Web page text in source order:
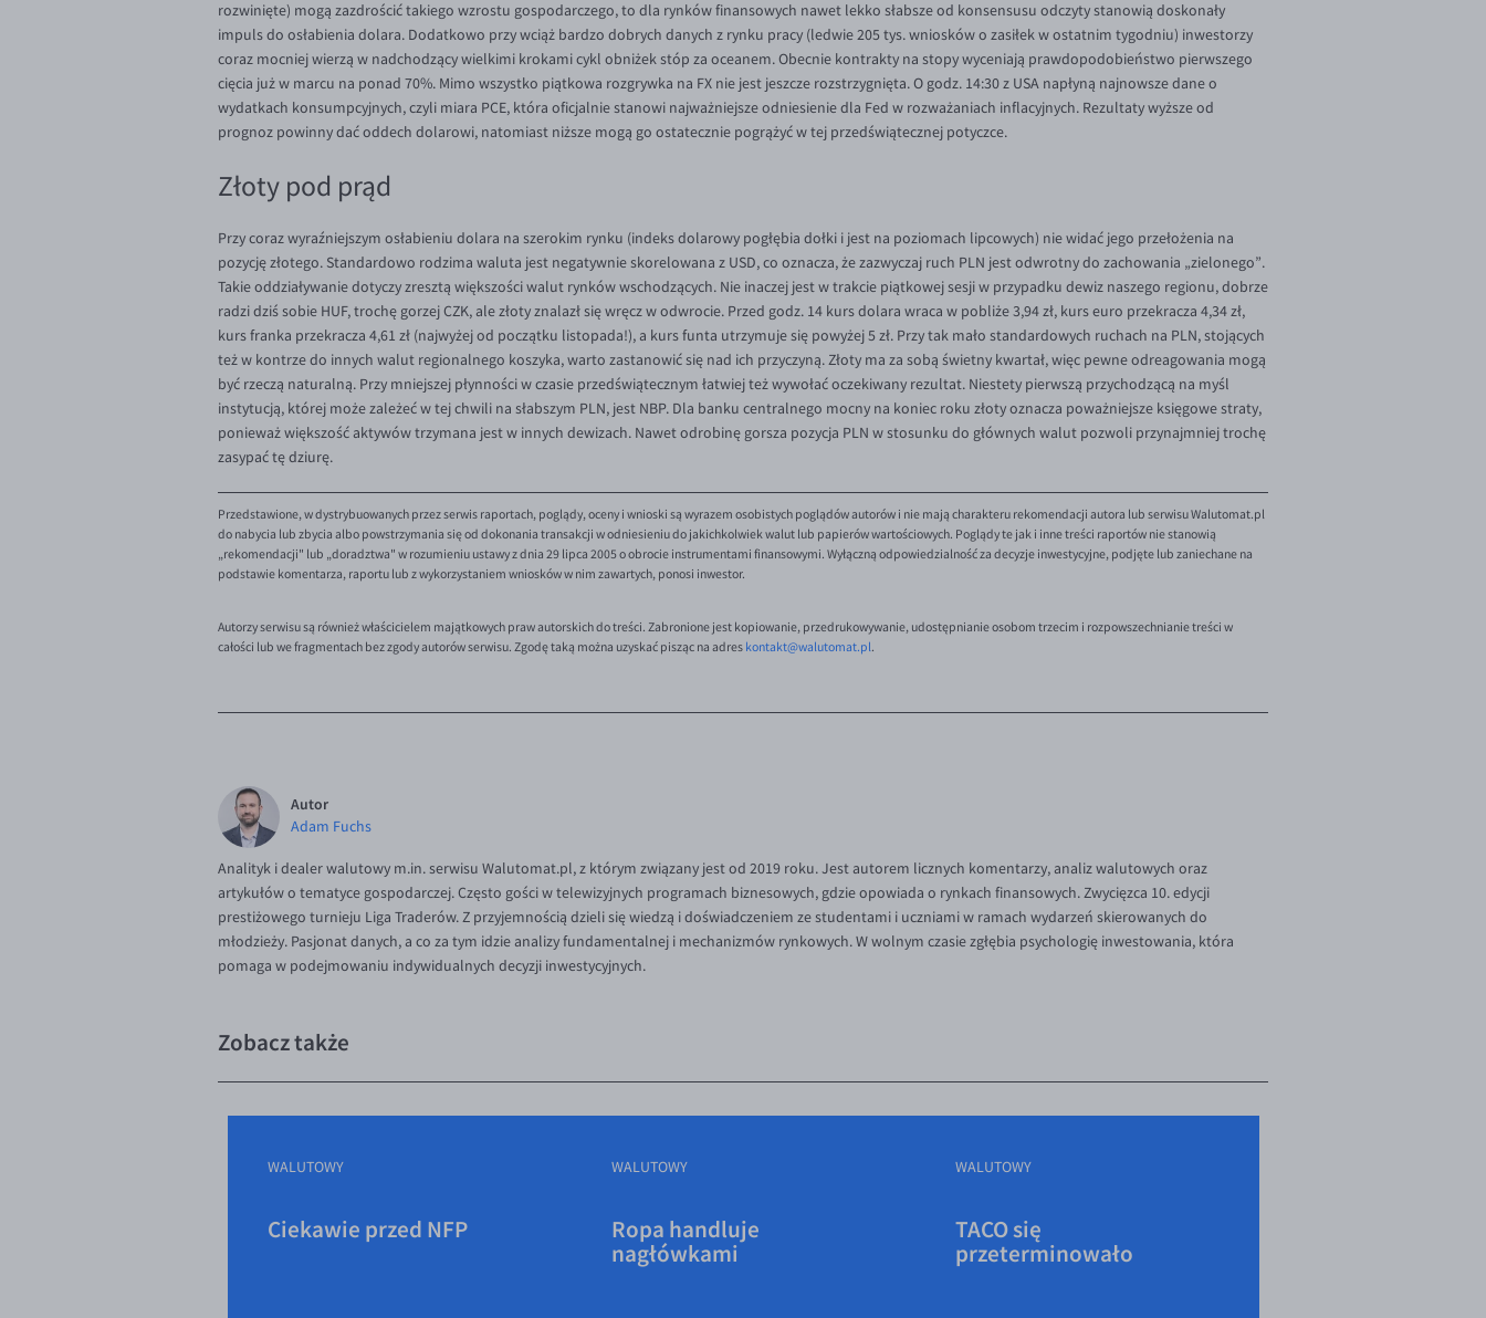
rozwinięte) mogą zazdrościć takiego wzrostu gospodarczego, to dla rynków finansowych nawet lekko słabsze od konsensusu odczyty stanowią doskonały
impuls do osłabienia dolara. Dodatkowo przy wciąż bardzo dobrych danych z rynku pracy (ledwie 205 tys. wniosków o zasiłek w ostatnim tygodniu) inwestorzy
coraz mocniej wierzą w nadchodzący wielkimi krokami cykl obniżek stóp za oceanem. Obecnie kontrakty na stopy wyceniają prawdopodobieństwo pierwszego
cięcia już w marcu na ponad 70%. Mimo wszystko piątkowa rozgrywka na FX nie jest jeszcze rozstrzygnięta. O godz. 14:30 z USA napłyną najnowsze dane o
wydatkach konsumpcyjnych, czyli miara PCE, która oficjalnie stanowi najważniejsze odniesienie dla Fed w rozważaniach inflacyjnych. Rezultaty wyższe od
prognoz powinny dać oddech dolarowi, natomiast niższe mogą go ostatecznie pogrążyć w tej przedświątecznej potyczce.
Złoty pod prąd
Przy coraz wyraźniejszym osłabieniu dolara na szerokim rynku (indeks dolarowy pogłębia dołki i jest na poziomach lipcowych) nie widać jego przełożenia na
pozycję złotego. Standardowo rodzima waluta jest negatywnie skorelowana z USD, co oznacza, że zazwyczaj ruch PLN jest odwrotny do zachowania „zielonego”.
Takie oddziaływanie dotyczy zresztą większości walut rynków wschodzących. Nie inaczej jest w trakcie piątkowej sesji w przypadku dewiz naszego regionu, dobrze
radzi dziś sobie HUF, trochę gorzej CZK, ale złoty znalazł się wręcz w odwrocie. Przed godz. 14 kurs dolara wraca w pobliże 3,94 zł, kurs euro przekracza 4,34 zł,
kurs franka przekracza 4,61 zł (najwyżej od początku listopada!), a kurs funta utrzymuje się powyżej 5 zł. Przy tak mało standardowych ruchach na PLN, stojących
też w kontrze do innych walut regionalnego koszyka, warto zastanowić się nad ich przyczyną. Złoty ma za sobą świetny kwartał, więc pewne odreagowania mogą
być rzeczą naturalną. Przy mniejszej płynności w czasie przedświątecznym łatwiej też wywołać oczekiwany rezultat. Niestety pierwszą przychodzącą na myśl
instytucją, której może zależeć w tej chwili na słabszym PLN, jest NBP. Dla banku centralnego mocny na koniec roku złoty oznacza poważniejsze księgowe straty,
ponieważ większość aktywów trzymana jest w innych dewizach. Nawet odrobinę gorsza pozycja PLN w stosunku do głównych walut pozwoli przynajmniej trochę
zasypać tę dziurę.
Przedstawione, w dystrybuowanych przez serwis raportach, poglądy, oceny i wnioski są wyrazem osobistych poglądów autorów i nie mają charakteru rekomendacji autora lub serwisu Walutomat.pl
do nabycia lub zbycia albo powstrzymania się od dokonania transakcji w odniesieniu do jakichkolwiek walut lub papierów wartościowych. Poglądy te jak i inne treści raportów nie stanowią
„rekomendacji" lub „doradztwa" w rozumieniu ustawy z dnia 29 lipca 2005 o obrocie instrumentami finansowymi. Wyłączną odpowiedzialność za decyzje inwestycyjne, podjęte lub zaniechane na
podstawie komentarza, raportu lub z wykorzystaniem wniosków w nim zawartych, ponosi inwestor.
Autorzy serwisu są również właścicielem majątkowych praw autorskich do treści. Zabronione jest kopiowanie, przedrukowywanie, udostępnianie osobom trzecim i rozpowszechnianie treści w
całości lub we fragmentach bez zgody autorów serwisu. Zgodę taką można uzyskać pisząc na adres kontakt@walutomat.pl.
Autor
Adam Fuchs
Analityk i dealer walutowy m.in. serwisu Walutomat.pl, z którym związany jest od 2019 roku. Jest autorem licznych komentarzy, analiz walutowych oraz
artykułów o tematyce gospodarczej. Często gości w telewizyjnych programach biznesowych, gdzie opowiada o rynkach finansowych. Zwycięzca 10. edycji
prestiżowego turnieju Liga Traderów. Z przyjemnością dzieli się wiedzą i doświadczeniem ze studentami i uczniami w ramach wydarzeń skierowanych do
młodzieży. Pasjonat danych, a co za tym idzie analizy fundamentalnej i mechanizmów rynkowych. W wolnym czasie zgłębia psychologię inwestowania, która
pomaga w podejmowaniu indywidualnych decyzji inwestycyjnych.
Zobacz także
WALUTOWY
Ciekawie przed NFP
WALUTOWY
Ropa handluje
nagłówkami
WALUTOWY
TACO się
przeterminowało